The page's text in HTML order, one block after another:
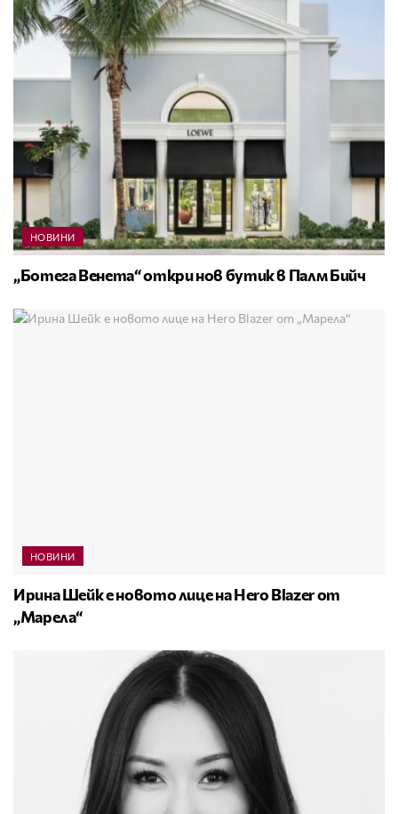
НОВИНИ
„Ботега Венета“ откри нов бутик в Палм Бийч
НОВИНИ
Ирина Шейк е новото лице на Hero Blazer от
„Марела“